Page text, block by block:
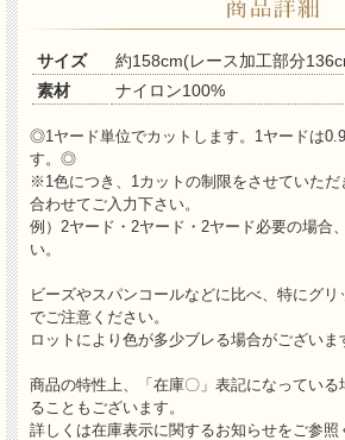
サイズ
約158cm(レース加工部分
素材
ナイロン100%
◎1ヤード単位でカットします。1ヤードは
す。◎
※1色につき、1カットの制限をさせていただ
合わせてご入力下さい。
例）2ヤード・2ヤード・2ヤード必要の場合
い。
ビーズやスパンコールなどに比べ、特にグ
でご注意ください。
ロットにより色が多少ブレる場合がございま
商品の特性上、「在庫〇」表記になっている
ることもございます。
詳しくは在庫表示に関するお知らせをご参照